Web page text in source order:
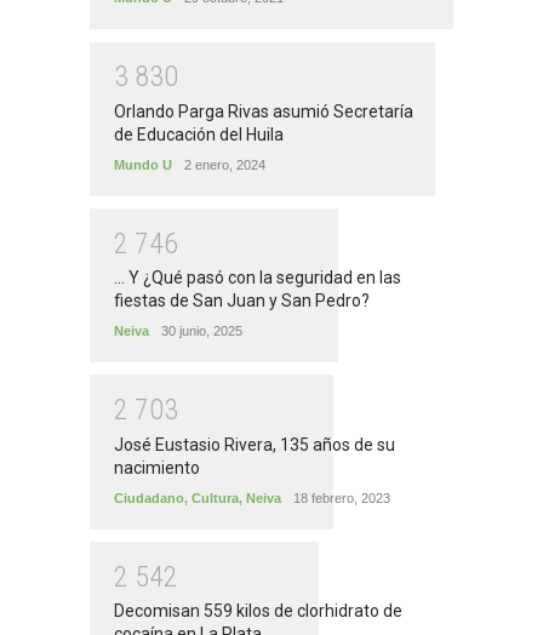
3 830
Orlando Parga Rivas asumió Secretaría
de Educación del Huila
Mundo U 2 enero, 2024
2 746
... Y ¿Qué pasó con la seguridad en las
fiestas de San Juan y San Pedro?
Neiva 30 junio, 2025
2 703
José Eustasio Rivera, 135 años de su
nacimiento
Ciudadano, Cultura, Neiva 18 febrero, 2023
2 542
Decomisan 559 kilos de clorhidrato de